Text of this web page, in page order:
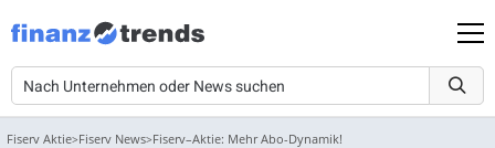
Fiserv Aktie Fiserv News Fiserv–Aktie: Mehr Abo-Dynamik!